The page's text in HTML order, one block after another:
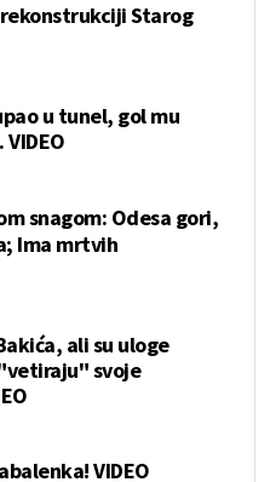
Starog
u tunel, gol mu
snagom: Odesa gori,
Ima mrtvih
ali su uloge
svoje
VIDEO